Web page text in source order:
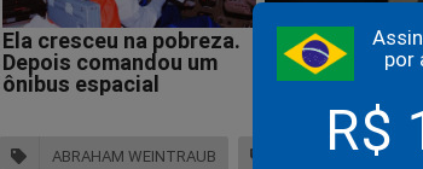
por
R$
ABRAHAM WEINTRAUB SENADOR DPVAT